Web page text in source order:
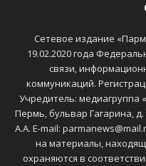
Сетевое издание
19.02.2020 года
связи,
коммуникаций.
Учредитель: медиагруппа
Пермь, бульвар Гагарина,
А.А. E-mail:
на материалы,
охраняются в